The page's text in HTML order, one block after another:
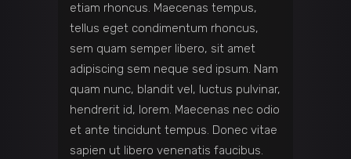
etiam rhoncus. Maecenas tempus,
tellus eget condimentum rhoncus,
sem quam semper libero, sit amet
adipiscing sem neque sed ipsum. Nam
quam nunc, blandit vel, luctus pulvinar,
hendrerit id, lorem. Maecenas nec odio
et ante tincidunt tempus. Donec vitae
sapien ut libero venenatis faucibus.